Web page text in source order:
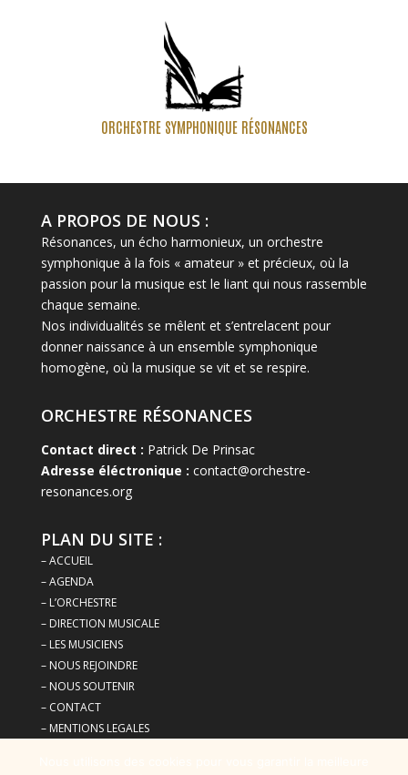
ORCHESTRE SYMPHONIQUE RÉSONANCES
A PROPOS DE NOUS :
Résonances, un écho harmonieux, un orchestre
symphonique à la fois « amateur » et précieux, où la
passion pour la musique est le liant qui nous rassemble
chaque semaine.
Nos individualités se mêlent et s’entrelacent pour
donner naissance à un ensemble symphonique
homogène, où la musique se vit et se respire.
ORCHESTRE RÉSONANCES
Contact direct : Patrick De Prinsac
Adresse éléctronique : contact@orchestre-
resonances.org
PLAN DU SITE :
– ACCUEIL
– AGENDA
– L’ORCHESTRE
– DIRECTION MUSICALE
– LES MUSICIENS
– NOUS REJOINDRE
– NOUS SOUTENIR
– CONTACT
– MENTIONS LEGALES